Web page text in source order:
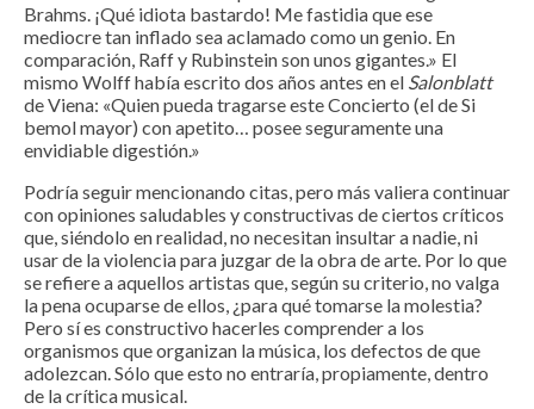
Brahms. ¡Qué idiota bastardo! Me fastidia que ese
mediocre tan inflado sea aclamado como un genio. En
comparación, Raff y Rubinstein son unos gigantes.» El
mismo Wolff había escrito dos años antes en el Salonblatt
de Viena: «Quien pueda tragarse este Concierto (el de Si
bemol mayor) con apetito… posee seguramente una
envidiable digestión.»
Podría seguir mencionando citas, pero más valiera continuar
con opiniones saludables y constructivas de ciertos críticos
que, siéndolo en realidad, no necesitan insultar a nadie, ni
usar de la violencia para juzgar de la obra de arte. Por lo que
se refiere a aquellos artistas que, según su criterio, no valga
la pena ocuparse de ellos, ¿para qué tomarse la molestia?
Pero sí es constructivo hacerles comprender a los
organismos que organizan la música, los defectos de que
adolezcan. Sólo que esto no entraría, propiamente, dentro
de la crítica musical.